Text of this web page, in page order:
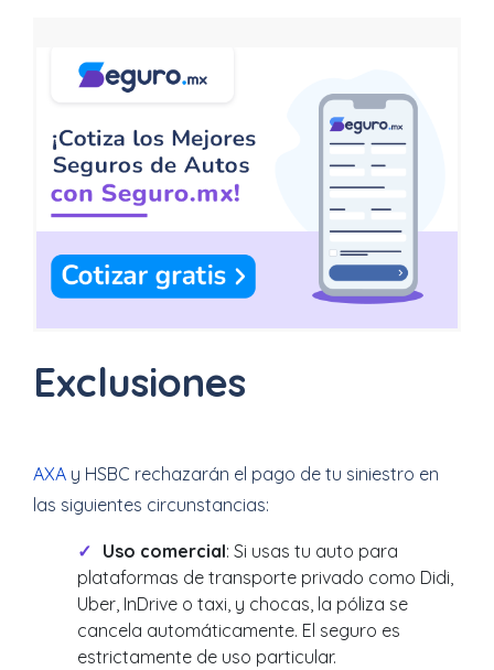
Exclusiones
AXA y HSBC rechazarán el pago de tu siniestro en
las siguientes circunstancias:
Uso comercial: Si usas tu auto para
plataformas de transporte privado como Didi,
Uber, InDrive o taxi, y chocas, la póliza se
cancela automáticamente. El seguro es
estrictamente de uso particular.